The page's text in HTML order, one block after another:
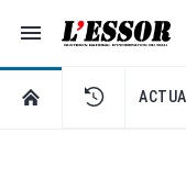
Navigation
L'Essor -
RETOUR À LA PAGE